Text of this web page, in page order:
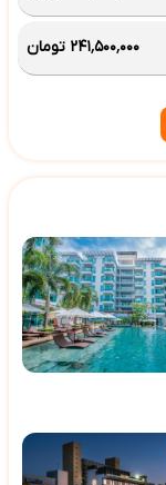
۲۴۱٬۵۰۰٬۰۰۰ تومان